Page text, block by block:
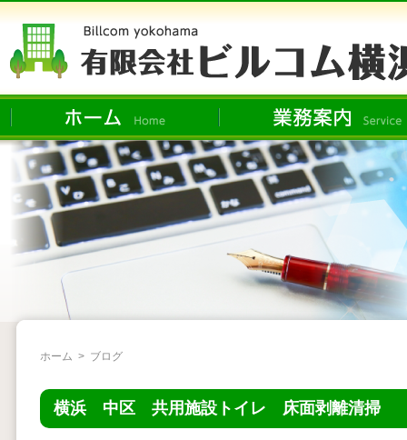
ホーム > ブログ
横浜 中区 共用施設トイレ 床面剥離清掃